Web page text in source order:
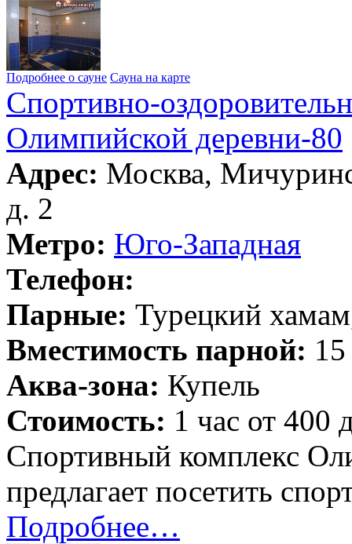
Подробнее о сауне Сауна на карте
Спортивно-
Олимпийской деревни-80
Адрес: Москва,
д. 2
Метро: Юго-Западная
Телефон:
Парные: Турецкий
Вместимость парной:
Аква-зона: Купель
Стоимость: 1 час от 400
Спортивный комплекс
предлагает посетить
Подробнее…